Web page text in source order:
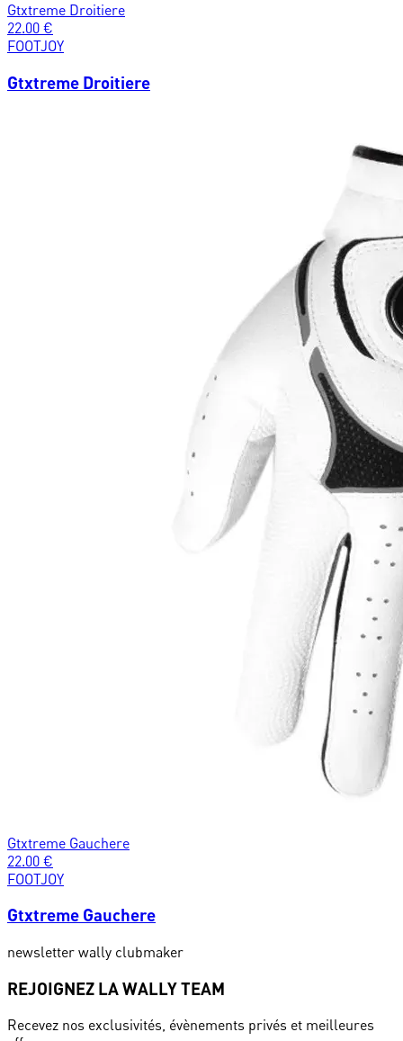
Gtxtreme Droitiere
22.00 €
FOOTJOY
Gtxtreme Droitiere
Gtxtreme Gauchere
22.00 €
FOOTJOY
Gtxtreme Gauchere
newsletter wally clubmaker
REJOIGNEZ LA WALLY TEAM
Recevez nos exclusivités, évènements privés et meilleures